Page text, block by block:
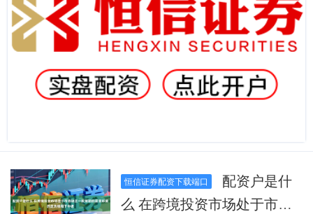
恒信证券配资下载端口
么 在跨境投资市场处于市场